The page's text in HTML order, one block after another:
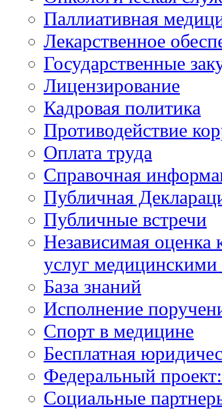
Паллиативная
Лекарственное
Государственные
Лицензирование
Кадровая политика
Противодействие
Оплата труда
Справочная
Публичная
Публичные встречи
Независимая оценка
услуг
База знаний
Исполнение
Спорт в медицине
Бесплатная
Федеральный
Социальные